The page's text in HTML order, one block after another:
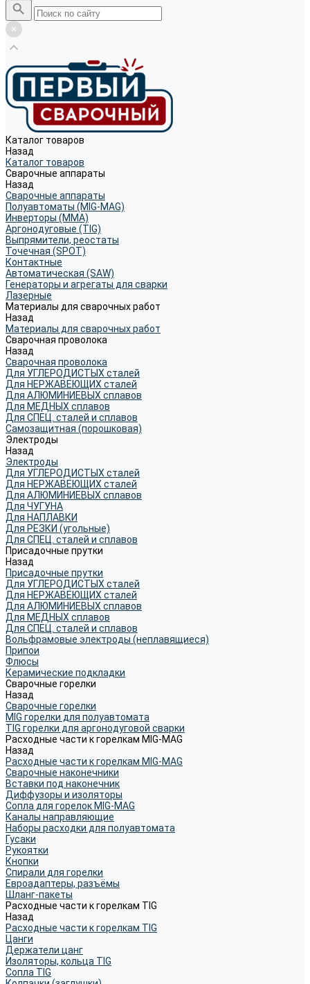
Каталог товаров
Назад
Каталог товаров
Сварочные аппараты
Назад
Сварочные аппараты
Полуавтоматы (MIG-MAG)
Инверторы (MMA)
Аргонодуговые (TIG)
Выпрямители, реостаты
Точечная (SPOT)
Контактные
Автоматическая (SAW)
Генераторы и агрегаты для сварки
Лазерные
Материалы для сварочных работ
Назад
Материалы для сварочных работ
Сварочная проволока
Назад
Сварочная проволока
Для УГЛЕРОДИСТЫХ сталей
Для НЕРЖАВЕЮЩИХ сталей
Для АЛЮМИНИЕВЫХ сплавов
Для МЕДНЫХ сплавов
Для СПЕЦ. сталей и сплавов
Самозащитная (порошковая)
Электроды
Назад
Электроды
Для УГЛЕРОДИСТЫХ сталей
Для НЕРЖАВЕЮЩИХ сталей
Для АЛЮМИНИЕВЫХ сплавов
Для ЧУГУНА
Для НАПЛАВКИ
Для РЕЗКИ (угольные)
Для СПЕЦ. сталей и сплавов
Присадочные прутки
Назад
Присадочные прутки
Для УГЛЕРОДИСТЫХ сталей
Для НЕРЖАВЕЮЩИХ сталей
Для АЛЮМИНИЕВЫХ сплавов
Для МЕДНЫХ сплавов
Для СПЕЦ. сталей и сплавов
Вольфрамовые электроды (неплавящиеся)
Припои
Флюсы
Керамические подкладки
Сварочные горелки
Назад
Сварочные горелки
MIG горелки для полуавтомата
TIG горелки для аргонодуговой сварки
Расходные части к горелкам MIG-MAG
Назад
Расходные части к горелкам MIG-MAG
Сварочные наконечники
Вставки под наконечник
Диффузоры и изоляторы
Сопла для горелок MIG-MAG
Каналы направляющие
Наборы расходки для полуавтомата
Гусаки
Рукоятки
Кнопки
Спирали для горелки
Евроадаптеры, разъёмы
Шланг-пакеты
Расходные части к горелкам TIG
Назад
Расходные части к горелкам TIG
Цанги
Держатели цанг
Изоляторы, кольца TIG
Сопла TIG